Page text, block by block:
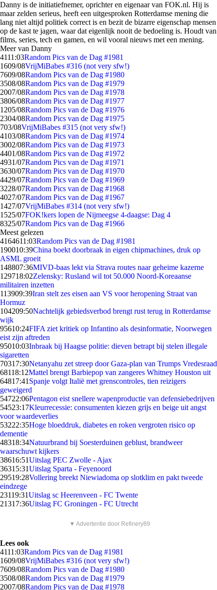
Danny is de initiatiefnemer, oprichter en eigenaar van FOK.nl. Hij is
maar zelden serieus, heeft een uitgesproken Rotterdamse mening die
lang niet altijd politiek correct is en bezit de bizarre eigenschap mensen
op de kast te jagen, waar dat eigenlijk nooit de bedoeling is. Houdt van
films, series, tech en gamen, en wil vooral nieuws met een mening.
Meer van Danny
4111:03Random Pics van de Dag #1981
1609/08VrijMiBabes #316 (not very sfw!)
7609/08Random Pics van de Dag #1980
3508/08Random Pics van de Dag #1979
2007/08Random Pics van de Dag #1978
3806/08Random Pics van de Dag #1977
1205/08Random Pics van de Dag #1976
2304/08Random Pics van de Dag #1975
703/08VrijMiBabes #315 (not very sfw!)
4103/08Random Pics van de Dag #1974
3002/08Random Pics van de Dag #1973
4401/08Random Pics van de Dag #1972
4931/07Random Pics van de Dag #1971
3630/07Random Pics van de Dag #1970
4429/07Random Pics van de Dag #1969
3228/07Random Pics van de Dag #1968
4027/07Random Pics van de Dag #1967
1427/07VrijMiBabes #314 (not very sfw!)
1525/07FOK!kers lopen de Nijmeegse 4-daagse: Dag 4
8325/07Random Pics van de Dag #1966
Meest gelezen
4164611:03Random Pics van de Dag #1981
190010:39China boekt doorbraak in eigen chipmachines, druk op
ASML groeit
148807:36MIVD-baas lekt via Strava routes naar geheime kazerne
129718:02Zelensky: Rusland wil tot 50.000 Noord-Koreaanse
militairen inzetten
113909:39Iran stelt zes eisen aan VS voor heropening Straat van
Hormuz
104209:50Nachtelijk gebiedsverbod brengt rust terug in Rotterdamse
wijk
95610:24FIFA ziet kritiek op Infantino als desinformatie, Noorwegen
eist zijn aftreden
95010:03Inbraak bij Haagse politie: dieven betrapt bij stelen illegale
sigaretten
70317:30Netanyahu zet streep door Gaza-plan van Trumps Vredesraad
68118:12Mattel brengt Barbiepop van zangeres Whitney Houston uit
64817:41 Spanje volgt Italië met grenscontroles, tien reizigers
geweigerd
54722:06Pentagon eist snellere wapenproductie van defensiebedrijven
54523:17Kleurrecessie: consumenten kiezen grijs en beige uit angst
voor waardeverlies
53222:35Hoge bloeddruk, diabetes en roken vergroten risico op
dementie
48318:34Natuurbrand bij Soesterduinen geblust, brandweer
waarschuwt kijkers
38616:51Uitslag PEC Zwolle - Ajax
36315:31Uitslag Sparta - Feyenoord
29519:28Vollering breekt Niewiadoma op slotklim en pakt tweede
eindzege
23119:31Uitslag sc Heerenveen - FC Twente
21317:36Uitslag FC Groningen - FC Utrecht
▼ Advertentie door Refinery89
Lees ook
4111:03Random Pics van de Dag #1981
1609/08VrijMiBabes #316 (not very sfw!)
7609/08Random Pics van de Dag #1980
3508/08Random Pics van de Dag #1979
2007/08Random Pics van de Dag #1978